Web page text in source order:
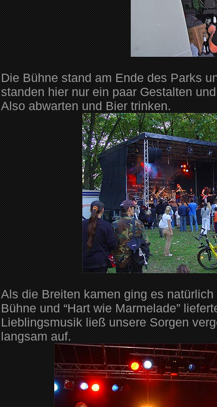
Die Bühne stand am Ende des Parks
standen hier nur ein paar Gestalten
Also abwarten und Bier trinken.
Als die Breiten kamen ging es
Bühne und “Hart wie Marmelade”
Lieblingsmusik ließ unsere Sorgen
langsam auf.